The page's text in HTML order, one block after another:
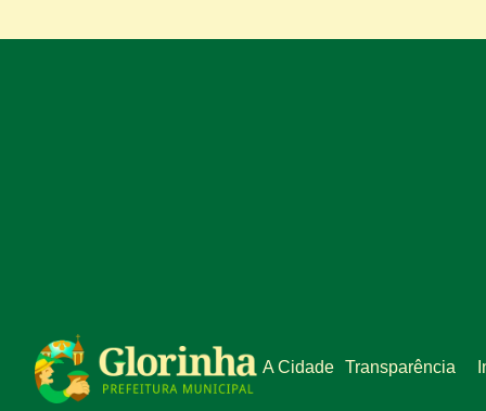
A Cidade Transparência